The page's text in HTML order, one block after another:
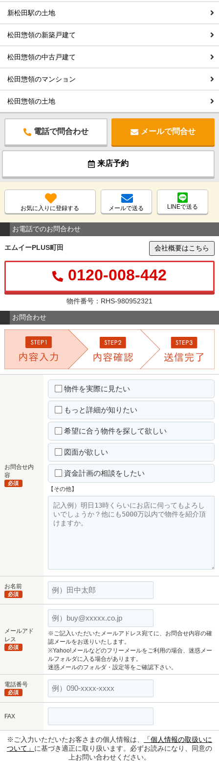
新松田駅の土地
松田惣領の新築戸建て
松田惣領の中古戸建て
松田惣領のマンション
松田惣領の土地
電話で問合わせ メールで問合せ
来店予約
お気に入りに登録する メールで送る LINEで送る
お電話でのお問合わせ
エムイーPLUS町田 会社概要はこちら
0120-008-442
物件番号：RHS-980952321
お問合わせ
お問合せ内
容
必須
物件を実際に見たい
もっと詳細が知りたい
希望に合う物件を探して欲しい
図面が欲しい
資金計画の相談をしたい
【その他】
お名前
必須
メールアド
レス
必須
※ご記入いただいたメールアドレス宛てに、お問合せ内容の確
認メールをお送りいたします。
※Yahoo!メールなどのフリーメールをご利用の場合、迷惑メー
ルフォルダに入る場合があります。
迷惑メールのフォルダ・設定等をご確認下さい。
電話番号
必須
FAX
※ご入力いただいたお客さまの個人情報は、
「個人情報の取扱いに
ついて」 に基づき適正に取り扱います。必ずお読みになり、同意の
上お問い合わせください。